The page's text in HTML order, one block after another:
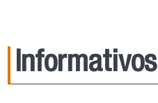
Informativos